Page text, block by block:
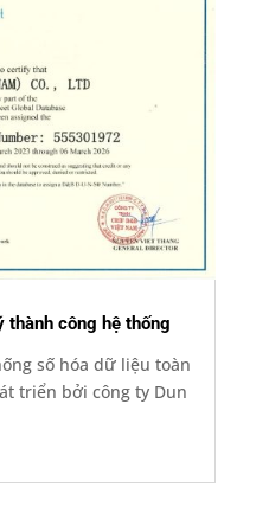
thành công hệ thống
số hóa dữ liệu toàn
triển bởi công ty Dun